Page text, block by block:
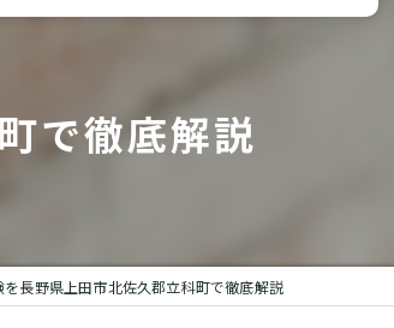
で徹底解説
長野県上田市北佐久郡立科町で徹底解説